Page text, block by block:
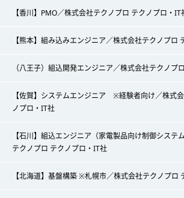
【香川】PMO／株式会社テクノプロ テクノプロ・IT
【熊本】組み込みエンジニア／株式会社テクノプロ
（八王子）組込開発エンジニア／株式会社テクノプ
【佐賀】システムエンジニア ※経験者向け／株式
ノプロ・IT社
【石川】組込エンジニア（家電製品向け制御システ
テクノプロ テクノプロ・IT社
【北海道】基盤構築 ※札幌市／株式会社テクノプロ